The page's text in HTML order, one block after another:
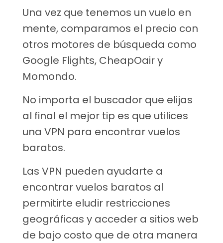
Una vez que tenemos un vuelo en
mente, comparamos el precio con
otros motores de búsqueda como
Google Flights, CheapOair y
Momondo.
No importa el buscador que elijas
al final el mejor tip es que utilices
una VPN para encontrar vuelos
baratos.
Las VPN pueden ayudarte a
encontrar vuelos baratos al
permitirte eludir restricciones
geográficas y acceder a sitios web
de bajo costo que de otra manera